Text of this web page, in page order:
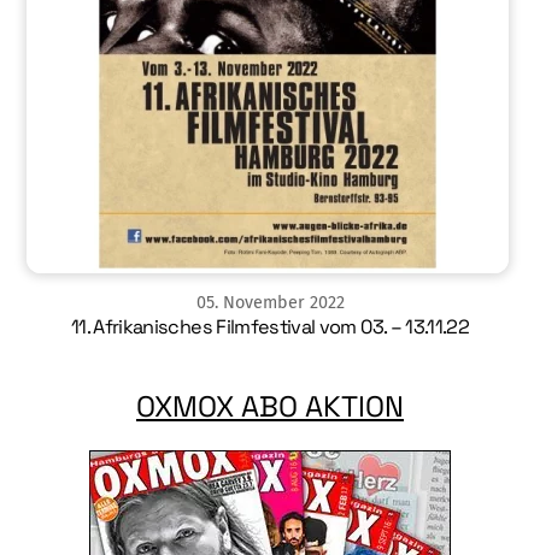
05. November 2022
11. Afrikanisches Filmfestival vom 03. – 13.11.22
OXMOX ABO AKTION